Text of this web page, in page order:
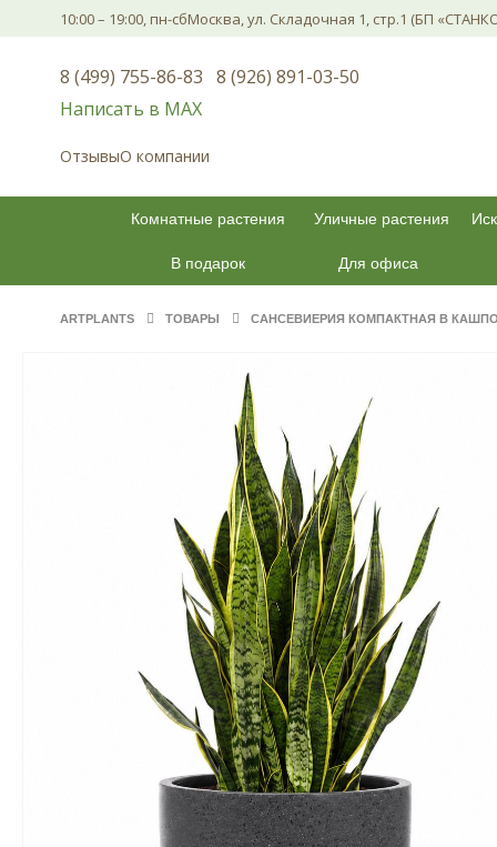
10:00 – 19:00, пн-сбМосква, ул. Складочная 1, стр.1 (БП
8 (499) 755-86-83 8 (926) 891-03-50
Написать в МАХ
ОтзывыО компании
Комнатные растения Уличные растения
В подарок Для офиса
ARTPLANTS ТОВАРЫ САНСЕВИЕРИЯ КОМПАКТНАЯ В